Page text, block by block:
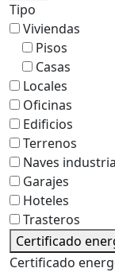
Tipo
Viviendas
Pisos
Casas
Locales
Oficinas
Edificios
Terrenos
Naves
Garajes
Hoteles
Trasteros
Certificado
Certificado